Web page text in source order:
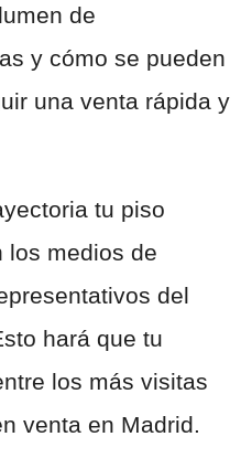
de
y cómo se pueden
una venta rápida y
tu piso
los medios de
del
hará que tu
los más visitas
venta en Madrid.